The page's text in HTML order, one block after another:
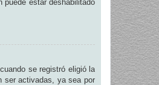
puede estar deshabilitado
se registró eligió la
ser activadas, ya sea por